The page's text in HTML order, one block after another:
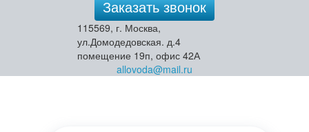
Заказать звонок
115569, г. Москва,
ул.Домодедовская. д.4
помещение 19п, офис 42А
allovoda@mail.ru